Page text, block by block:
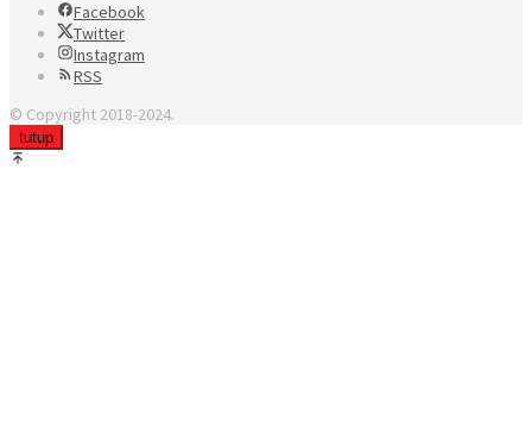
Facebook
Twitter
Instagram
RSS
© Copyright 2018-2024.
tutup